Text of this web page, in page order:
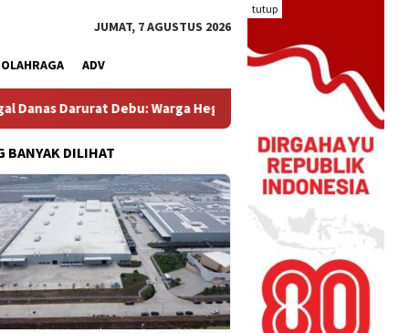
tutup
JUMAT, 7 AGUSTUS 2026
OLAHRAGA ADV
Warga Hegarmukti Protes Ceceran Material dari Truk Molen
BANYAK DILIHAT